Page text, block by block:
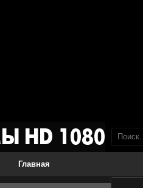
Главная